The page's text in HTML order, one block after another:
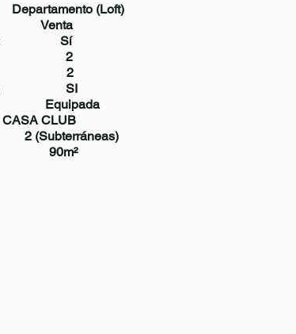
(Loft)
Venta
Sí
2
2
(es): SI
Equipada
CLUB
2 (Subterráneas)
90m²